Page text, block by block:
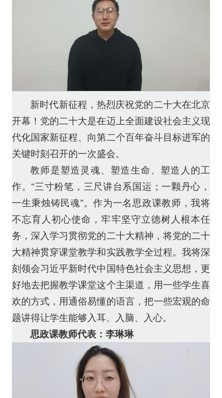
新时代新征程，热烈庆祝党的二十大在北京
开幕！党的二十大是在迈上全面建设社会主义现
代化国家新征程、向第二个百年奋斗目标进军的
关键时刻召开的一次盛会。
教师是塑造灵魂、塑造生命、塑造人的工
作。“三寸粉笔，三尺讲台系国运；一颗丹心，
一生秉烛铸民魂”。作为一名思政课教师，我将
不忘育人初心使命，牢牢坚守立德树人根本任
务，深入学习贯彻党的二十大精神，将党的二十
大精神贯穿课堂教学和实践教学全过程。我将深
刻领会习近平新时代中国特色社会主义思想，更
好地去把握教学课堂这个主渠道，用一些学生喜
欢的方式，用通俗易懂的语言，把一些宏观的命
题讲得让学生能够入耳、入脑、入心。
思政课教师代表：李琳琳